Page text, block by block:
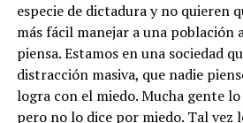
especie de dictadura y no quieren
más fácil manejar a una población
piensa. Estamos en una sociedad
distracción masiva, que nadie
logra con el miedo. Mucha gente
pero no lo dice por miedo. Tal vez